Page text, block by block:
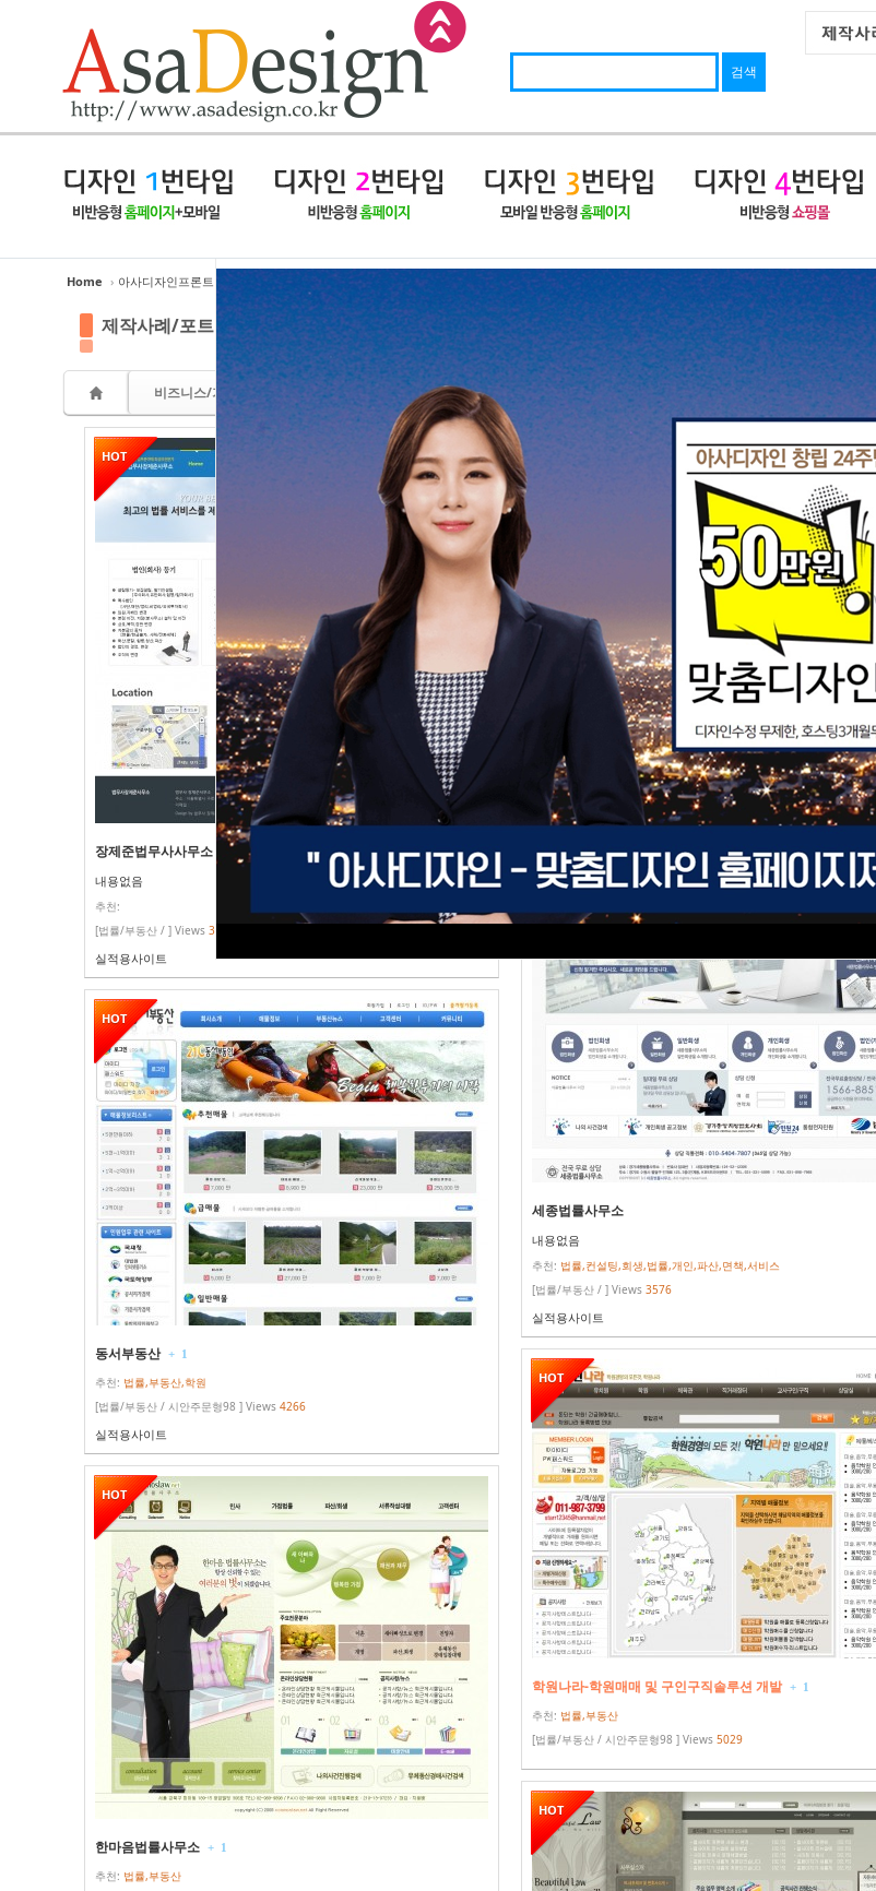
Home › 아사디자인프론트 제작사례/포트폴리오
제작사례/포트폴리오
비즈니스/기업 교육/학원 병원/건강 음식점 팬션/여행 개인/동호회 웨딩/이벤트 법률/부동산
HOT
장제준법무사사무소
내용없음
추천:
[법률/부동산 / ] Views 3450
실적용사이트
[법률/부동산 / ] Views 3246
실적용사이트
HOT
세종법률사무소
내용없음
추천: 법률,컨설팅,회생,법률,개인,파산,면책,서비스
[법률/부동산 / ] Views 3576
실적용사이트
HOT
동서부동산 + 1
추천: 법률,부동산,학원
[법률/부동산 / 시안주문형98 ] Views 4266
실적용사이트
HOT
학원나라-학원매매 및 구인구직솔루션 개발 + 1
추천: 법률,부동산
[법률/부동산 / 시안주문형98 ] Views 5029
HOT
한마음법률사무소 + 1
추천: 법률,부동산
HOT
Sketchbook5, 스케치북5
Sketchbook5, 스케치북5
Sketchbook5, 스케치북5
Sketchbook5, 스케치북5